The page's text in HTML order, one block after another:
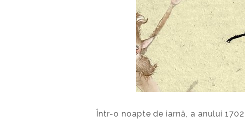
Într-o noapte de iarnă, a anului